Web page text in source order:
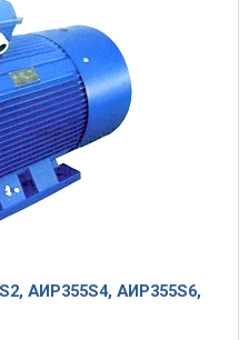
АИР355S4, АИР355S6,